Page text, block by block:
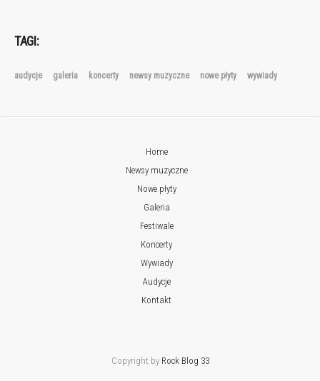
TAGI:
audycje galeria koncerty newsy muzyczne nowe płyty wywiady
Home
Newsy muzyczne
Nowe płyty
Galeria
Festiwale
Koncerty
Wywiady
Audycje
Kontakt
Copyright by Rock Blog 33